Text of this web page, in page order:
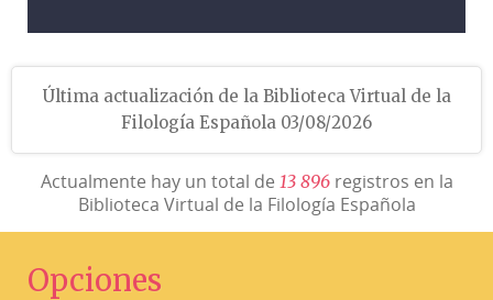
Última actualización de la Biblioteca Virtual de la
Filología Española 03/08/2026
Actualmente hay un total de 13 896registros en la
Biblioteca Virtual de la Filología Española
Opciones